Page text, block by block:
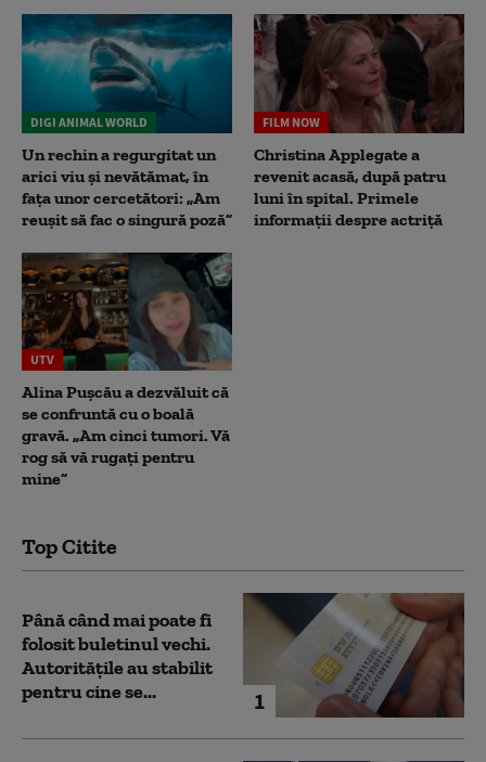
DIGI ANIMAL WORLD
Un rechin a regurgitat un
arici viu și nevătămat, în
fața unor cercetători: „Am
reușit să fac o singură poză”
FILM NOW
Christina Applegate a
revenit acasă, după patru
luni în spital. Primele
informații despre actriță
UTV
Alina Pușcău a dezvăluit că
se confruntă cu o boală
gravă. „Am cinci tumori. Vă
rog să vă rugați pentru
mine”
Top Citite
1
Până când mai poate fi
folosit buletinul vechi.
Autoritățile au stabilit
pentru cine se...